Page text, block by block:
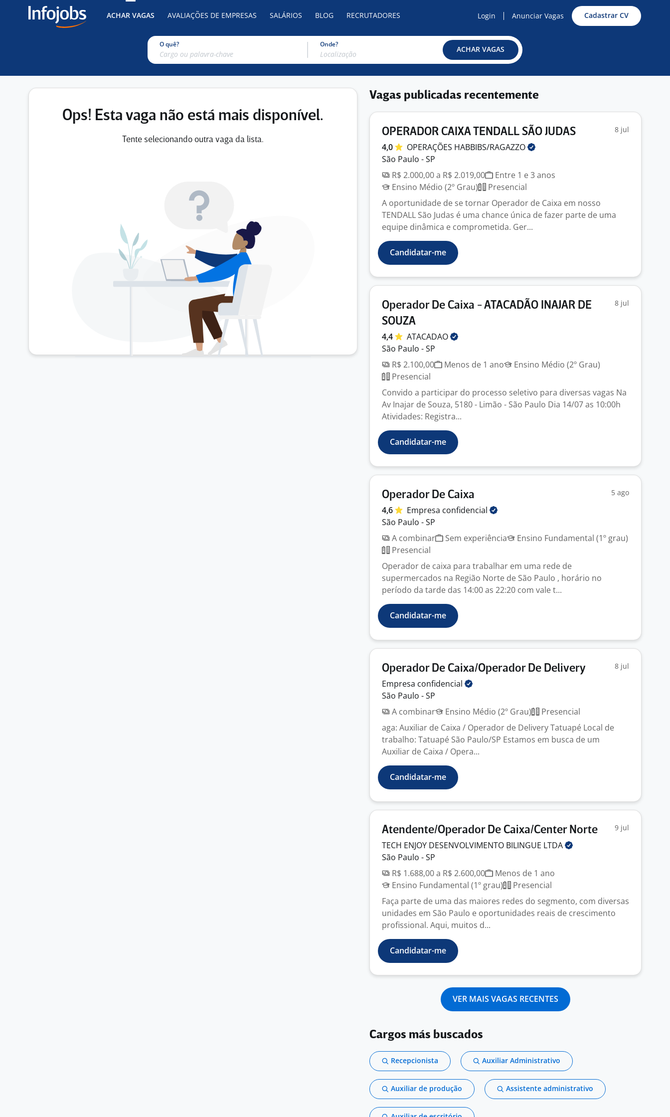
ACHAR VAGAS AVALIAÇÕES DE EMPRESAS SALÁRIOS BLOG RECRUTADORES Login Anunciar Vagas Cadastrar CV
O quê? Onde?
ACHAR VAGAS
Ops! Esta vaga não está mais disponível.
Tente selecionando outra vaga da lista.
Vagas publicadas recentemente
OPERADOR CAIXA TENDALL SÃO JUDAS 8 jul
4,0 OPERAÇÕES HABBIBS/RAGAZZO
São Paulo - SP
R$ 2.000,00 a R$ 2.019,00
Entre 1 e 3 anos
Ensino Médio (2º Grau)
Presencial
A oportunidade de se tornar Operador de Caixa em nosso
TENDALL São Judas é uma chance única de fazer parte de uma
equipe dinâmica e comprometida. Ger...
Candidatar-me
Operador De Caixa - ATACADÃO INAJAR DE
SOUZA
8 jul
4,4
ATACADAO
São Paulo - SP
R$ 2.100,00
Menos de 1 ano
Ensino Médio (2º Grau)
Presencial
Convido a participar do processo seletivo para diversas vagas Na
Av Inajar de Souza, 5180 - Limão - São Paulo Dia 14/07 as 10:00h
Atividades: Registra...
Candidatar-me
Operador De Caixa 5 ago
4,6 Empresa confidencial
São Paulo - SP
A combinar
Sem experiência
Ensino Fundamental (1º grau)
Presencial
Operador de caixa para trabalhar em uma rede de
supermercados na Região Norte de São Paulo , horário no
período da tarde das 14:00 as 22:20 com vale t...
Candidatar-me
Operador De Caixa/Operador De Delivery 8 jul
Empresa confidencial
São Paulo - SP
A combinar
Ensino Médio (2º Grau)
Presencial
aga: Auxiliar de Caixa / Operador de Delivery Tatuapé Local de
trabalho: Tatuapé São Paulo/SP Estamos em busca de um
Auxiliar de Caixa / Opera...
Candidatar-me
Atendente/Operador De Caixa/Center Norte 9 jul
TECH ENJOY DESENVOLVIMENTO BILINGUE LTDA
São Paulo - SP
R$ 1.688,00 a R$ 2.600,00
Menos de 1 ano
Ensino Fundamental (1º grau)
Presencial
Faça parte de uma das maiores redes do segmento, com diversas
unidades em São Paulo e oportunidades reais de crescimento
profissional. Aqui, muitos d...
Candidatar-me
VER MAIS VAGAS RECENTES
Cargos más buscados
Recepcionista Auxiliar Administrativo
Auxiliar de produção Assistente administrativo